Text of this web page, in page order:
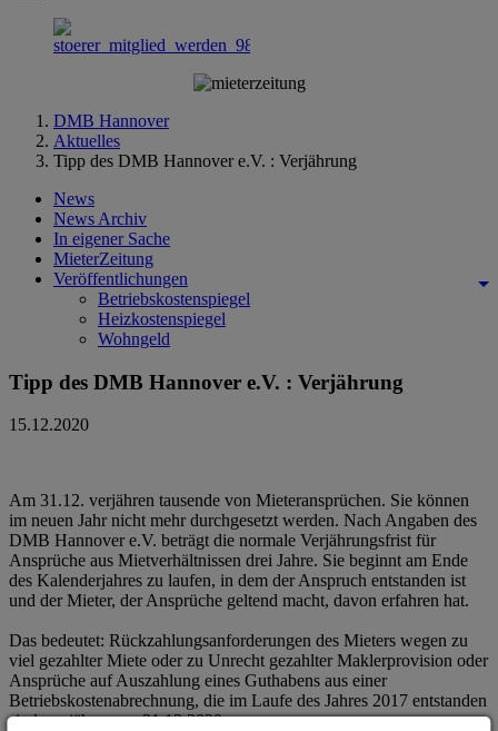
DMB Hannover
Aktuelles
Tipp des DMB Hannover e.V. : Verjährung
News
News Archiv
In eigener Sache
MieterZeitung
Veröffentlichungen
Betriebskostenspiegel
Heizkostenspiegel
Wohngeld
Tipp des DMB Hannover e.V. : Verjährung
15.12.2020
Am 31.12. verjähren tausende von Mieteransprüchen. Sie können
im neuen Jahr nicht mehr durchgesetzt werden. Nach Angaben des
DMB Hannover e.V. beträgt die normale Verjährungsfrist für
Ansprüche aus Mietverhältnissen drei Jahre. Sie beginnt am Ende
des Kalenderjahres zu laufen, in dem der Anspruch entstanden ist
und der Mieter, der Ansprüche geltend macht, davon erfahren hat.
Das bedeutet: Rückzahlungsanforderungen des Mieters wegen zu
viel gezahlter Miete oder zu Unrecht gezahlter Maklerprovision oder
Ansprüche auf Auszahlung eines Guthabens aus einer
Betriebskostenabrechnung, die im Laufe des Jahres 2017 entstanden
sind, verjähren am 31.12.2020.